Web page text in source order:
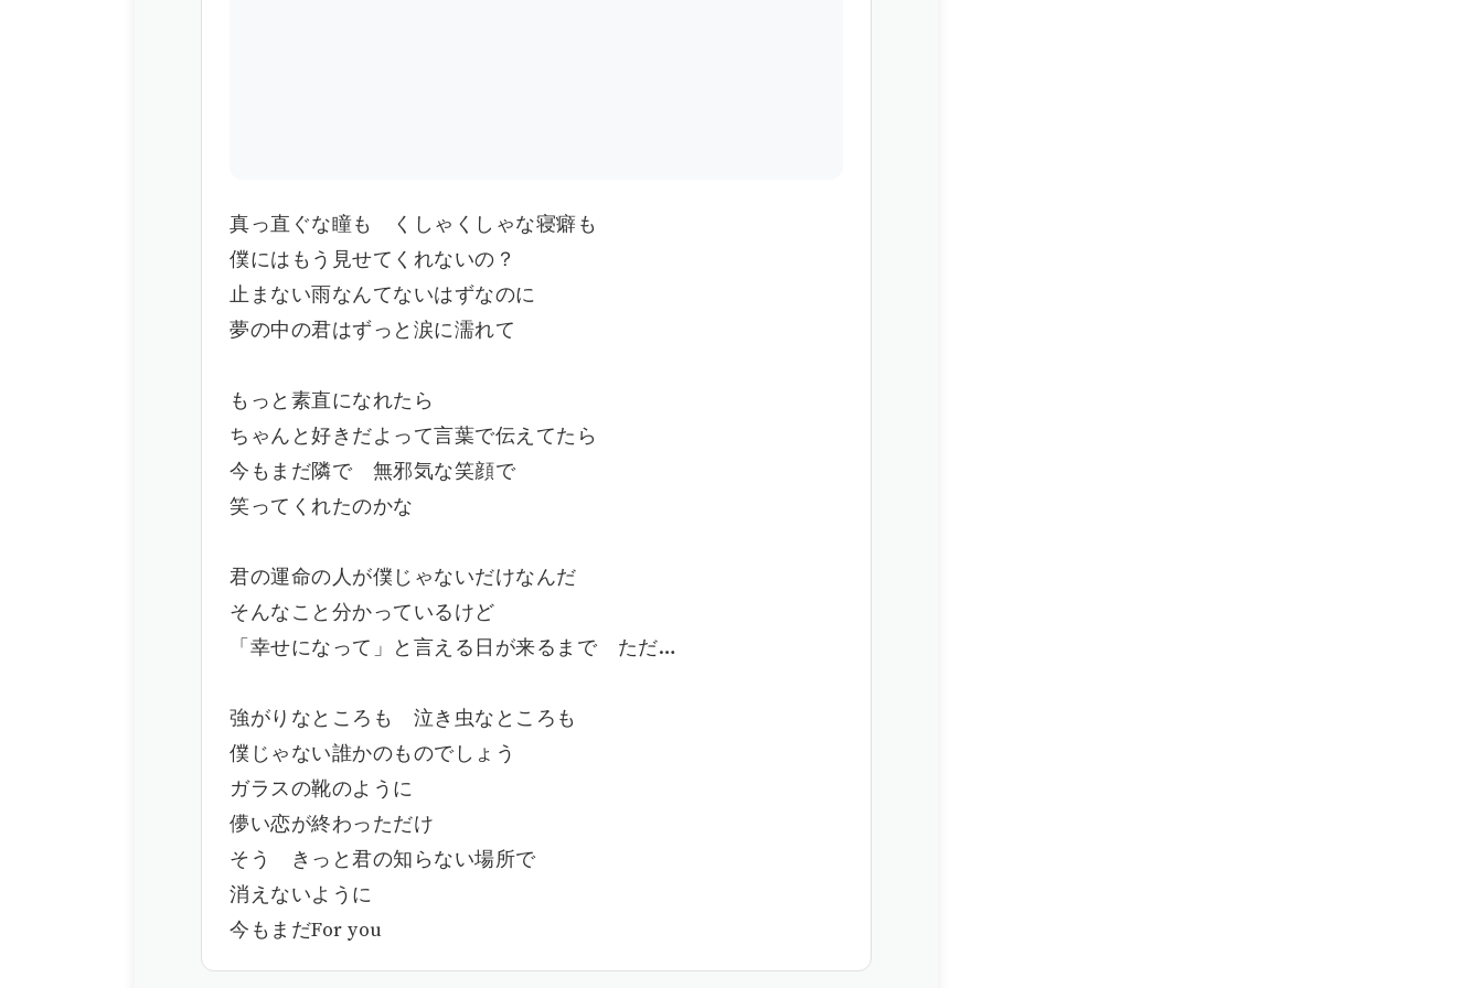
真っ直ぐな瞳も くしゃくしゃな寝癖も
僕にはもう見せてくれないの？
止まない雨なんてないはずなのに
夢の中の君はずっと涙に濡れて
もっと素直になれたら
ちゃんと好きだよって言葉で伝えてたら
今もまだ隣で 無邪気な笑顔で
笑ってくれたのかな
君の運命の人が僕じゃないだけなんだ
そんなこと分かっているけど
「幸せになって」と言える日が来るまで ただ…
強がりなところも 泣き虫なところも
僕じゃない誰かのものでしょう
ガラスの靴のように
儚い恋が終わっただけ
そう きっと君の知らない場所で
消えないように
今もまだFor you